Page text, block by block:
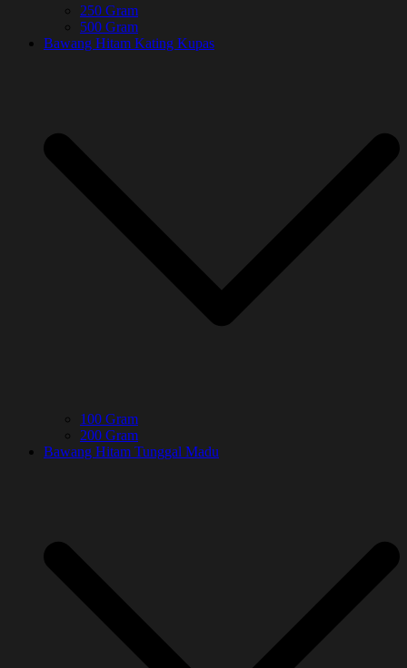
250 Gram
500 Gram
Bawang Hitam Kating Kupas
100 Gram
200 Gram
Bawang Hitam Tunggal Madu